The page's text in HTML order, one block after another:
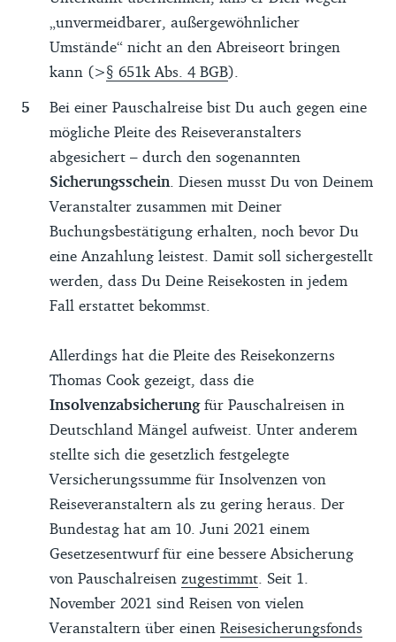
„unvermeidbarer, außergewöhnlicher
Umstände“ nicht an den Abreiseort bringen
kann (>§ 651k Abs. 4 BGB).
Bei einer Pauschalreise bist Du auch gegen eine
mögliche Pleite des Reiseveranstalters
abgesichert – durch den sogenannten
Sicherungsschein . Diesen musst Du von Deinem
Veranstalter zusammen mit Deiner
Buchungsbestätigung erhalten, noch bevor Du
eine Anzahlung leistest. Damit soll sichergestellt
werden, dass Du Deine Reisekosten in jedem
Fall erstattet bekommst.
Allerdings hat die Pleite des Reisekonzerns
Thomas Cook gezeigt, dass die
Insolvenzabsicherungfür Pauschalreisen in
Deutschland Mängel aufweist. Unter anderem
stellte sich die gesetzlich festgelegte
Versicherungssumme für Insolvenzen von
Reiseveranstaltern als zu gering heraus. Der
Bundestag hat am 10. Juni 2021 einem
Gesetzesentwurf für eine bessere Absicherung
von Pauschalreisen zugestimmt . Seit 1.
November 2021 sind Reisen von vielen
Veranstaltern über einen Reisesicherungsfonds